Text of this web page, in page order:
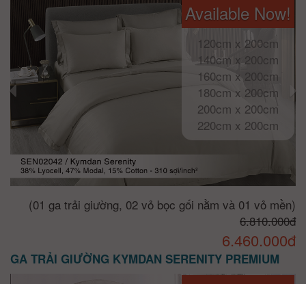
Available Now!
120cm x 200cm
140cm x 200cm
160cm x 200cm
180cm x 200cm
200cm x 200cm
220cm x 200cm
(01 ga trải giường, 02 vỏ bọc gối nằm và 01 vỏ mền)
6.810.000đ
6.460.000đ
GA TRẢI GIƯỜNG KYMDAN SERENITY PREMIUM